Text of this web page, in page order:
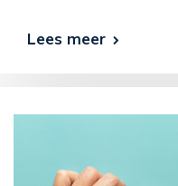
Lees meer